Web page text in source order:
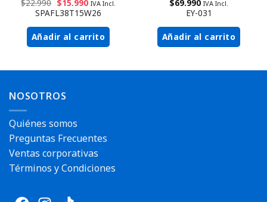
$22.990 $15.990 IVA Incl.
SPAFL38T15W26
Añadir al carrito
$69.990 IVA Incl.
EY-031
Añadir al carrito
NOSOTROS
Quiénes somos
Preguntas Frecuentes
Ventas corporativas
Términos y Condiciones